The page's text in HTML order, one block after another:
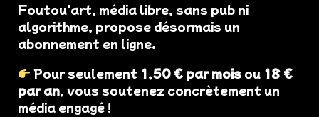
Foutou'art, média libre, sans pub ni
algorithme, propose désormais un
abonnement en ligne.
Pour seulement 1,50 € par mois ou 18 €
par an, vous soutenez concrètement un
média engagé !